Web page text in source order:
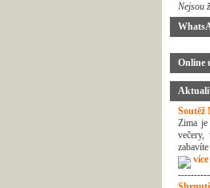
Nejsou
Online
Soutěž
Zima